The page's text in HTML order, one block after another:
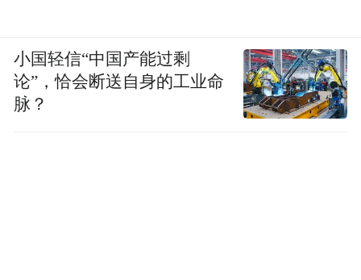
小国轻信“中国产能过剩
论”，恰会断送自身的工业命
脉？